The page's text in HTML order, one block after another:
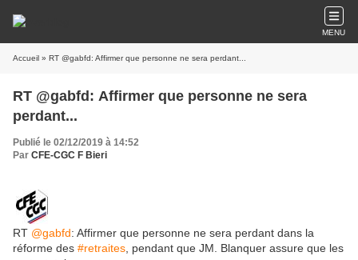
MENU
Accueil » RT @gabfd: Affirmer que personne ne sera perdant...
RT @gabfd: Affirmer que personne ne sera
perdant...
Publié le 02/12/2019 à 14:52
Par CFE-CGC F Bieri
RT @gabfd: Affirmer que personne ne sera perdant dans la
réforme des #retraites , pendant que JM. Blanquer assure que les